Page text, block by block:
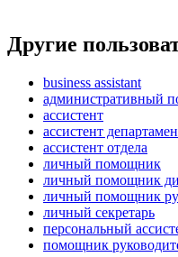
Другие
business assistant
административный
ассистент
ассистент
ассистент отдела
личный помощник
личный помощник
личный помощник
личный секретарь
персональный
помощник